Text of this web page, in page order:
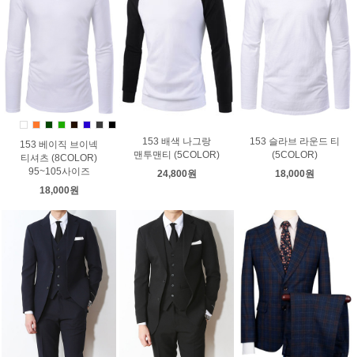
153 베이직 브이넥
티셔츠 (8COLOR)
95~105사이즈
18,000원
153 배색 나그랑
맨투맨티 (5COLOR)
24,800원
153 슬라브 라운드 티
(5COLOR)
18,000원